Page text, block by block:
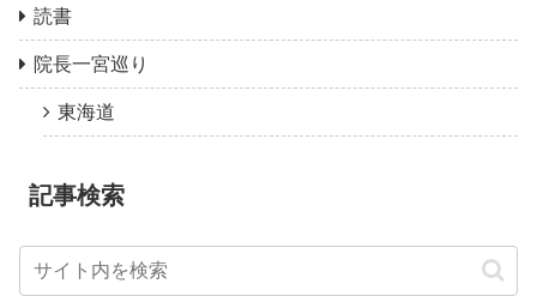
読書
院長一宮巡り
東海道
記事検索